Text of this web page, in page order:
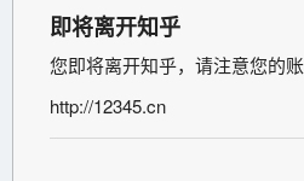
即将离开知乎
您即将离开知乎，请注意您的账
http://12345.cn